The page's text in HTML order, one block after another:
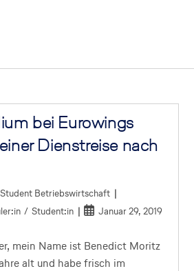
bei Eurowings
Dienstreise nach
Betriebswirtschaft
/ Student:in Januar 29, 2019
mein Name ist Benedict Moritz
alt und habe frisch im